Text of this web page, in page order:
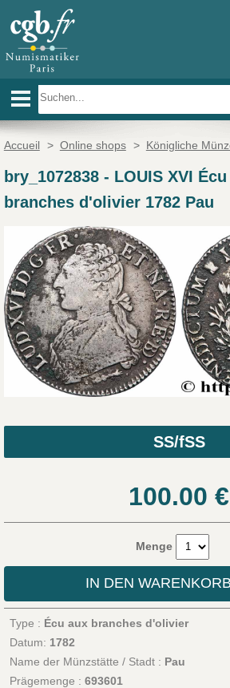
Accueil > Online shops > Königliche
bry_1072838- LOUIS XVI
branches d'olivier 1782 Pau
SS/fSS
100.00 €
Menge
IN DEN WARENKORB
Type : Écu aux branches d'olivier
Datum: 1782
Name der Münzstätte / Stadt : Pau
Prägemenge : 693601